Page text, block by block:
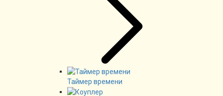
Таймер времени